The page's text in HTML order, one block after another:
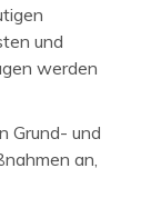
und
werden
Grund- und
an,